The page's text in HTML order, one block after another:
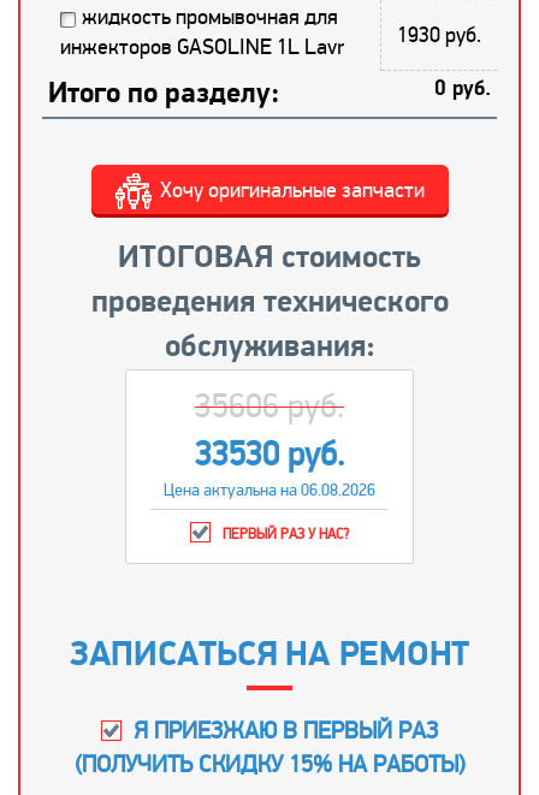
жидкость промывочная для
инжекторов GASOLINE 1L Lavr
1930 руб.
Итого по разделу: 0 руб.
ИТОГОВАЯ стоимость
проведения технического
обслуживания:
Хочу оригинальные запчасти
35606 руб.
33530 руб.
Цена актуальна на 06.08.2026
ПЕРВЫЙ РАЗ У НАС?
ЗАПИСАТЬСЯ НА РЕМОНТ
Я ПРИЕЗЖАЮ В ПЕРВЫЙ РАЗ
(ПОЛУЧИТЬ СКИДКУ 15% НА РАБОТЫ)